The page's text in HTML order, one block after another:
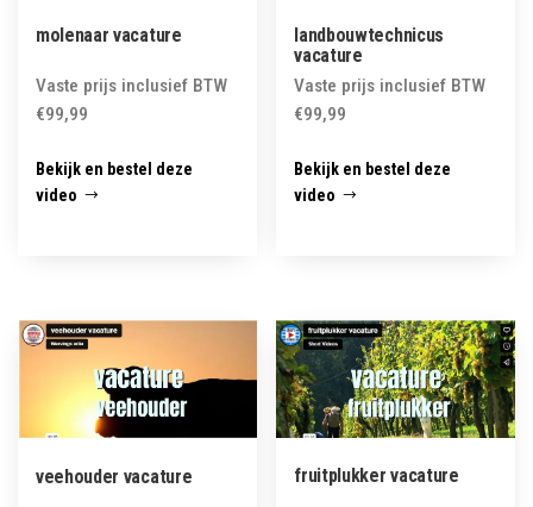
molenaar vacature
Vaste prijs inclusief BTW
€99,99
Bekijk en bestel deze
video
landbouwtechnicus
vacature
Vaste prijs inclusief BTW
€99,99
Bekijk en bestel deze
video
veehouder vacature fruitplukker vacature